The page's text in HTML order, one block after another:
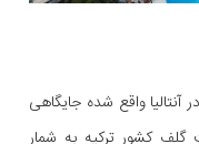
واقع شده جایگاهی
گلف کشور ترکیه به شمار